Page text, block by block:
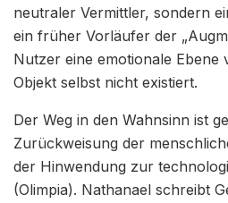
neutraler Vermittler, sondern
ein früher Vorläufer der
Nutzer eine emotionale Ebene
Objekt selbst nicht existiert.
Der Weg in den Wahnsinn ist
Zurückweisung der
der Hinwendung zur
(Olimpia). Nathanael schreibt